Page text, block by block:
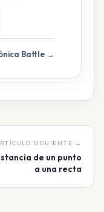
Battle →
SIGUIENTE →
de un punto
a una recta